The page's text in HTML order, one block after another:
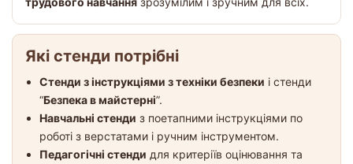
Які стенди потрібні
Стенди з інструкціями з техніки безпеки і стенди
“Безпека в майстерні”.
Навчальні стенди з поетапними інструкціями по
роботі з верстатами і ручним інструментом.
Педагогічні стенди для критеріїв оцінювання та